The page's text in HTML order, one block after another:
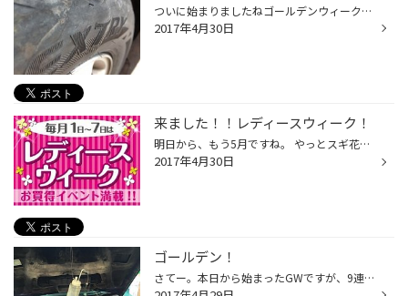
ついに始まりましたねゴールデンウィーク！！！ お出かけ前のちょっとの時間でいいのでタイヤ空気圧や、オイルの具合等の点検は重要ですよ～ その１０分が後々のトラブル防止になりますからね♪ タイヤ館は点検だけでもできますので是非おこしくださいね～ ちなみに今日はこんなことが、、、 なんか...
2017年4月30日
来ました！！レディースウィーク！
明日から、もう5月ですね。 やっとスギ花粉も落ち着いてきて呼吸がラクになってきましたー。 世間はGW真っ只中です。 皆さんは何処かへお出掛けの予定はありますか？？ さてさて、月が替わるということは・・・。 そうです！毎月恒例の「レディースウィーク」でございます！！ 毎月1日～7日まで開催...
2017年4月30日
ゴールデン！
さてー。本日から始まったGWですが、9連休される方も居るのではないですか？？ これだけ休みがあると、何処か遠くへお出掛けしたくなりますよねー。 クルマを使う方は、キチンとメンテナンスしましたか？？ 旅先でのトラブルはテンション下がりますからね・・・。 せっかくの旅行も台無しです・・。...